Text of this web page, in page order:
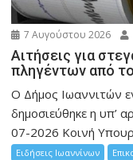
7 Αυγούστου 2026
Αιτήσεις για
πληγέντων από
Ο Δήμος Ιωαννιτών
δημοσιεύθηκε η υπ’
07-2026 Κοινή
Ειδήσεις Ιωαννίνων